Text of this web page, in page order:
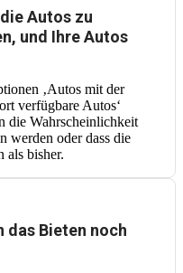
Autos zu
und Ihre Autos
‚Autos mit der
verfügbare Autos‘
die Wahrscheinlichkeit
werden oder dass die
als bisher.
das Bieten noch